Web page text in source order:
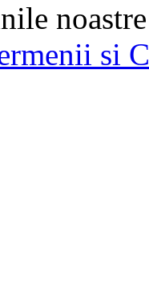
si